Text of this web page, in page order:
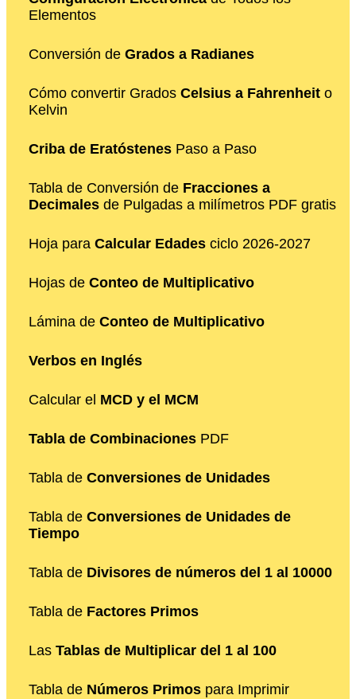
Elementos
Conversión de Grados a Radianes
Cómo convertir Grados Celsius a Fahrenheit o
Kelvin
Criba de Eratóstenes Paso a Paso
Tabla de Conversión de Fracciones a
Decimales de Pulgadas a milímetros PDF gratis
Hoja para Calcular Edades ciclo 2026-2027
Hojas de Conteo de Multiplicativo
Lámina de Conteo de Multiplicativo
Verbos en Inglés
Calcular el MCD y el MCM
Tabla de Combinaciones PDF
Tabla de Conversiones de Unidades
Tabla de Conversiones de Unidades de
Tiempo
Tabla de Divisores de números del 1 al 10000
Tabla de Factores Primos
Las Tablas de Multiplicar del 1 al 100
Tabla de Números Primos para Imprimir